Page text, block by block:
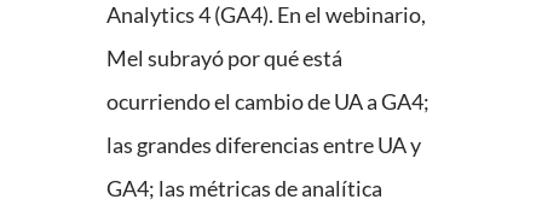
Analytics 4 (GA4). En el webinario,
Mel subrayó por qué está
ocurriendo el cambio de UA a GA4;
las grandes diferencias entre UA y
GA4; las métricas de analítica